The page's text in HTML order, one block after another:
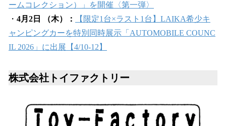
ームコレクション）」を開催〈第一弾〉
・ 4月2日 （木）：
【限定1台×ラスト1台】LAIKA希少キ
ャンピングカーを特別同時展示「AUTOMOBILE COUNC
IL 2026」に出展【4/10-12】
株式会社トイファクトリー